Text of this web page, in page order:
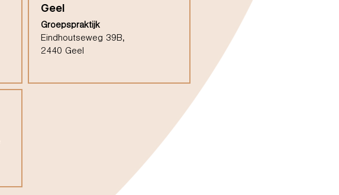
Geel
Groepspraktijk
Eindhoutseweg 39B,
2440 Geel